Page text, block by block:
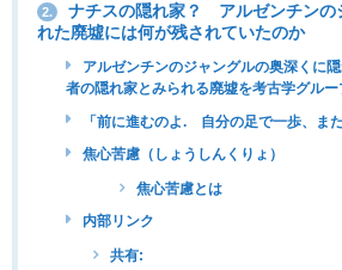
2.
ナチスの隠れ家？ アルゼンチンの
れた廃墟には何が残されていたのか
アルゼンチンのジャングルの奥深くに
者の隠れ家とみられる廃墟を考古学グルー
「前に進むのよ. 自分の足で一歩、また
焦心苦慮（しょうしんくりょ）
焦心苦慮とは
内部リンク
共有: